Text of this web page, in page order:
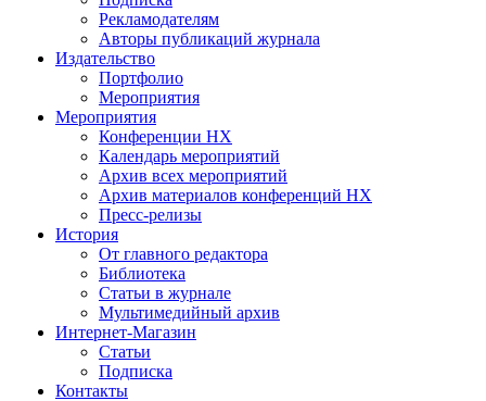
Рекламодателям
Авторы публикаций журнала
Издательство
Портфолио
Мероприятия
Мероприятия
Конференции НХ
Календарь мероприятий
Архив всех мероприятий
Архив материалов конференций НХ
Пресс-релизы
История
От главного редактора
Библиотека
Статьи в журнале
Мультимедийный архив
Интернет-Магазин
Статьи
Подписка
Контакты